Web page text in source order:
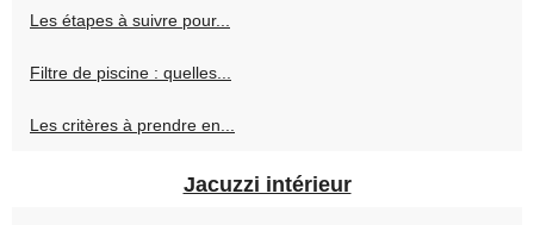
Les étapes à suivre pour...
Filtre de piscine : quelles...
Les critères à prendre en...
Jacuzzi intérieur